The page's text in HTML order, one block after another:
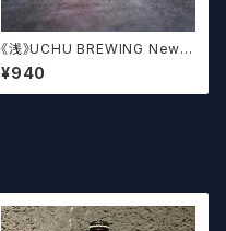
《浅》UCHU BREWING New J
ourneys Begin【クラフトビー
ル】
¥940